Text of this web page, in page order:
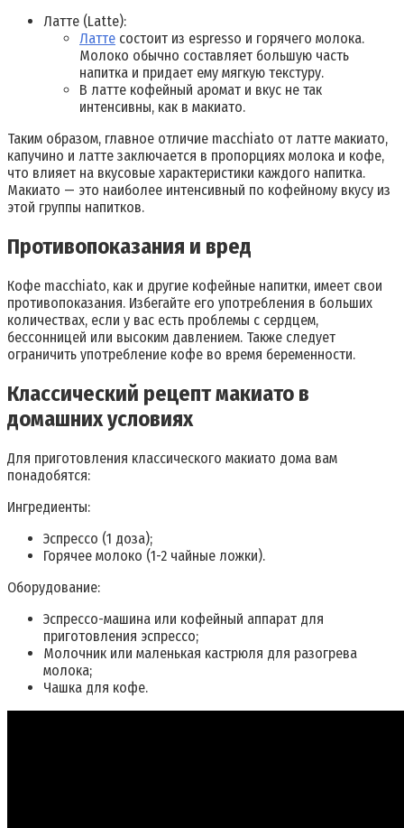
Латте (Latte):
Латте состоит из espresso и горячего молока.
Молоко обычно составляет большую часть
напитка и придает ему мягкую текстуру.
В латте кофейный аромат и вкус не так
интенсивны, как в макиато.
Таким образом, главное отличие macchiato от латте макиато,
капучино и латте заключается в пропорциях молока и кофе,
что влияет на вкусовые характеристики каждого напитка.
Макиато — это наиболее интенсивный по кофейному вкусу из
этой группы напитков.
Противопоказания и вред
Кофе macchiato, как и другие кофейные напитки, имеет свои
противопоказания. Избегайте его употребления в больших
количествах, если у вас есть проблемы с сердцем,
бессонницей или высоким давлением. Также следует
ограничить употребление кофе во время беременности.
Классический рецепт макиато в
домашних условиях
Для приготовления классического макиато дома вам
понадобятся:
Ингредиенты:
Эспрессо (1 доза);
Горячее молоко (1-2 чайные ложки).
Оборудование:
Эспрессо-машина или кофейный аппарат для
приготовления эспрессо;
Молочник или маленькая кастрюля для разогрева
молока;
Чашка для кофе.